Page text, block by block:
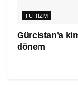
TURIZM
Gürcistan’a
dönem